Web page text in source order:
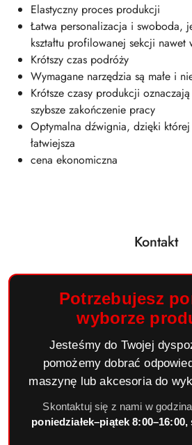
Elastyczny proces produkcji
Łatwa personalizacja i swoboda,
kształtu profilowanej sekcji
Krótszy czas podróży
Wymagane narzędzia są małe i
Krótsze czasy produkcji
szybsze zakończenie pracy
Optymalna dźwignia, dzięki
łatwiejsza
cena ekonomiczna
Kontakt
Potrzebujesz
wyborze
Jesteśmy do Twojej
pomożemy dobrać
maszynę lub akcesoria do
Skontaktuj się z nami w
poniedziałek–piątek